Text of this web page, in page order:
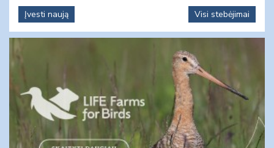
Įvesti naują
Visi stebėjimai